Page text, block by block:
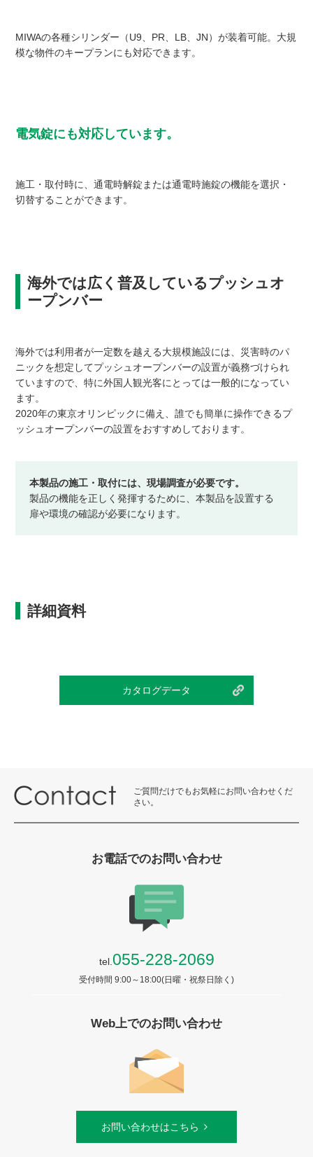
MIWAの各種シリンダー（U9、PR、LB、JN）が装着可能。大規
模な物件のキープランにも対応できます。
電気錠にも対応しています。
施工・取付時に、通電時解錠または通電時施錠の機能を選択・
切替することができます。
海外では広く普及しているプッシュオ
ープンバー
海外では利用者が一定数を越える大規模施設には、災害時のパ
ニックを想定してプッシュオープンバーの設置が義務づけられ
ていますので、特に外国人観光客にとっては一般的になってい
ます。
2020年の東京オリンピックに備え、誰でも簡単に操作できるプ
ッシュオープンバーの設置をおすすめしております。
本製品の施工・取付には、現場調査が必要です。
製品の機能を正しく発揮するために、本製品を設置する
扉や環境の確認が必要になります。
詳細資料
カタログデータ
ご質問だけでもお気軽にお問い合わせくだ
さい。
お電話でのお問い合わせ
tel.055-228-2069
受付時間 9:00～18:00(日曜・祝祭日除く)
Web上でのお問い合わせ
お問い合わせはこちら